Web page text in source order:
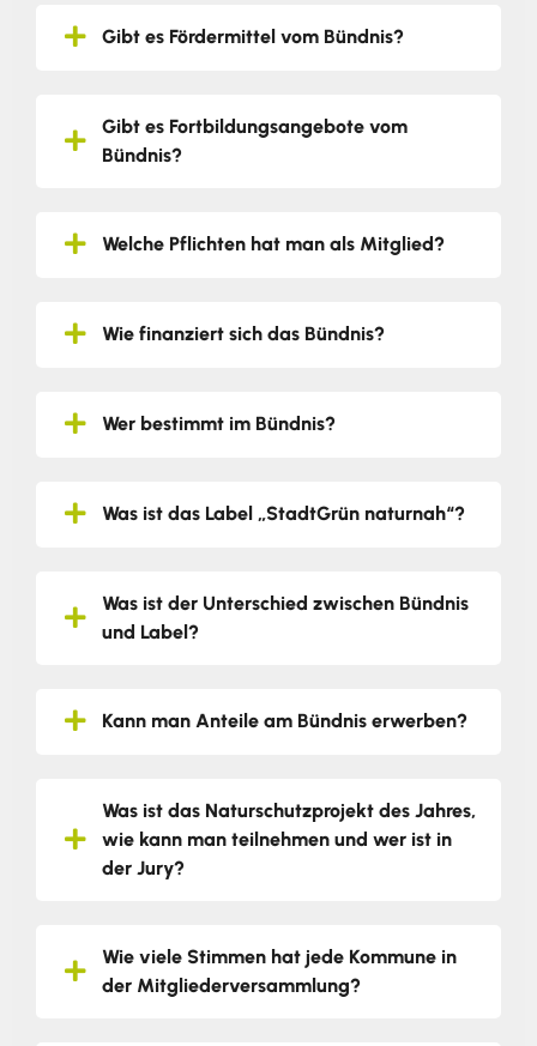
Gibt es Fördermittel vom Bündnis?
Gibt es Fortbildungsangebote vom
Bündnis?
Welche Pflichten hat man als Mitglied?
Wie finanziert sich das Bündnis?
Wer bestimmt im Bündnis?
Was ist das Label „StadtGrün naturnah“?
Was ist der Unterschied zwischen Bündnis
und Label?
Kann man Anteile am Bündnis erwerben?
Was ist das Naturschutzprojekt des Jahres,
wie kann man teilnehmen und wer ist in
der Jury?
Wie viele Stimmen hat jede Kommune in
der Mitgliederversammlung?